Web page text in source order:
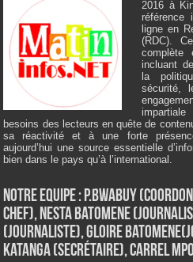
2016 à
référence
ligne en
(RDC).
complète
incluant
la
sécurité,
besoins des lecteurs en quête de
sa réactivité et à une forte
aujourd’hui une source essentielle
bien dans le pays qu’à l’international.
Notre Equipe : P.Bwabuy
Chef), Nesta Batomene
(Journaliste), Gloire
Katanga (Secrétaire), Carrel